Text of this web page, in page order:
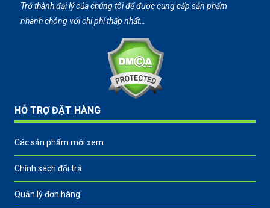
Trở thành đại lý của chúng tôi để được cung cấp sản phẩm
nhanh chóng với chi phí thấp nhất…
HỖ TRỢ ĐẶT HÀNG
Các sản phẩm mới xem
Chính sách đổi trả
Quản lý đơn hàng